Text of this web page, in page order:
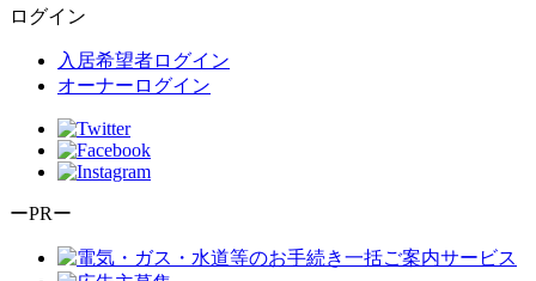
ログイン
入居希望者ログイン
オーナーログイン
ーPRー